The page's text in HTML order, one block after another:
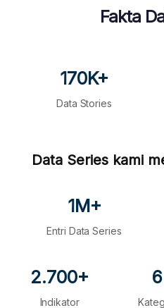
Fakta
170K+
Data Stories
Data Series kami
1M+
Entri Data Series
2.700+
Indikator
6